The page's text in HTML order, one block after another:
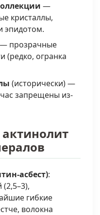
—
кристаллы,
эпидотом.
— прозрачные
(редко, огранка
(исторически) —
запрещены из-
асбест):
гибкие
волокна